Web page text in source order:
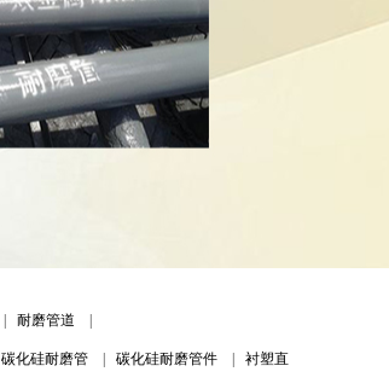
耐磨管道
碳化硅耐磨管 碳化硅耐磨管件
衬塑直